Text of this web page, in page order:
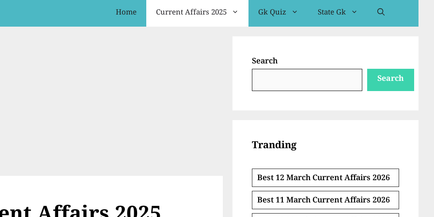
Home Current Affairs 2025 Gk Quiz State Gk
Search
Search
Tranding
Best 12 March Current Affairs 2026
Best 11 March Current Affairs 2026